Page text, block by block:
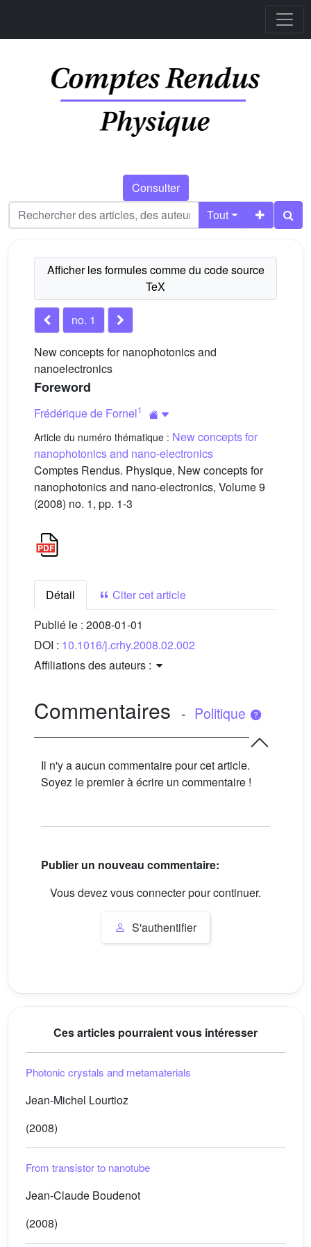
Consulter
Tout
no. 1
New concepts for nanophotonics and
nanoelectronics
Foreword
Frédérique de Fornel1
Article du numéro thématique : New concepts for
nanophotonics and nano-electronics
Comptes Rendus. Physique, New concepts for
nanophotonics and nano-electronics, Volume 9
(2008) no. 1, pp. 1-3
Détail
Citer cet article
Publié le : 2008-01-01
DOI : 10.1016/j.crhy.2008.02.002
Affiliations des auteurs :
Commentaires - Politique
Il n'y a aucun commentaire pour cet article.
Soyez le premier à écrire un commentaire !
Publier un nouveau commentaire:
Vous devez vous connecter pour continuer.
S'authentifier
Ces articles pourraient vous intéresser
Photonic crystals and metamaterials
Jean-Michel Lourtioz
(2008)
From transistor to nanotube
Jean-Claude Boudenot
(2008)